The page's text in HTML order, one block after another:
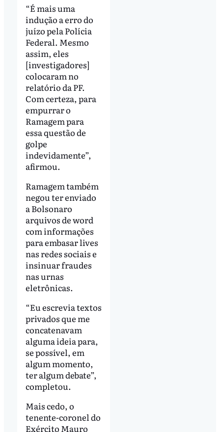
“É mais uma
indução a erro do
juízo pela Polícia
Federal. Mesmo
assim, eles
[investigadores]
colocaram no
relatório da PF.
Com certeza, para
empurrar o
Ramagem para
essa questão de
golpe
indevidamente”,
afirmou.
Ramagem também
negou ter enviado
a Bolsonaro
arquivos de word
com informações
para embasar lives
nas redes sociais e
insinuar fraudes
nas urnas
eletrônicas.
“Eu escrevia textos
privados que me
concatenavam
alguma ideia para,
se possível, em
algum momento,
ter algum debate”,
completou.
Mais cedo, o
tenente-coronel do
Exército Mauro